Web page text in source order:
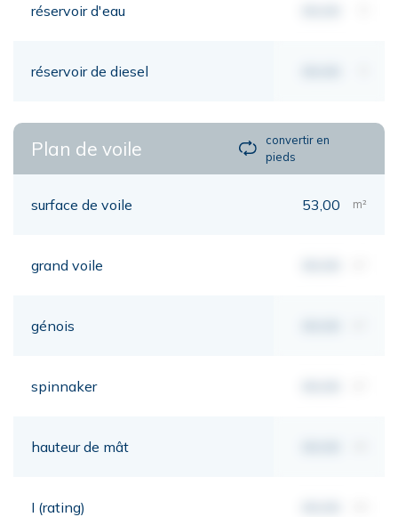
réservoir d'eau
réservoir de diesel
Plan de voile
convertir en
pieds
surface de voile 53,00 m²
grand voile
génois
spinnaker
hauteur de mât
I (rating)